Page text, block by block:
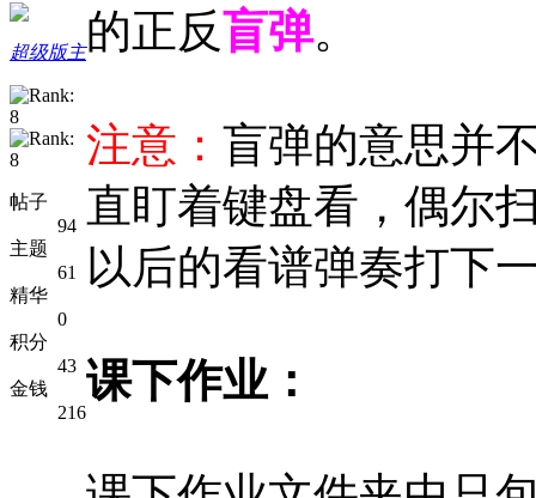
超级版主
帖子
94
主题
61
精华
0
积分
43
金钱
216
的正反盲弹。
注意： 盲弹的意思并
直盯着键盘看，偶尔
以后的看谱弹奏打下
课下作业：